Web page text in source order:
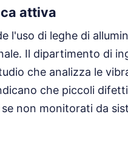
attiva
l'uso di leghe di
Il dipartimento di
che analizza le
che piccoli
non monitorati da